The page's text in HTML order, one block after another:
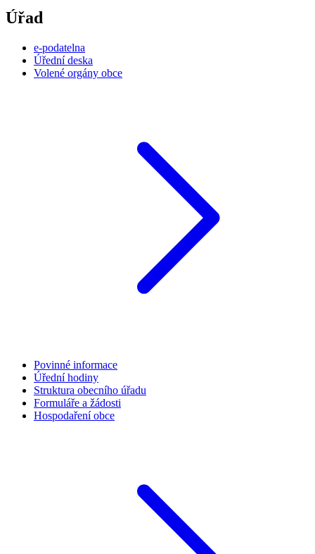
Úřad
e-podatelna
Úřední deska
Volené orgány obce
Povinné informace
Úřední hodiny
Struktura obecního úřadu
Formuláře a žádosti
Hospodaření obce